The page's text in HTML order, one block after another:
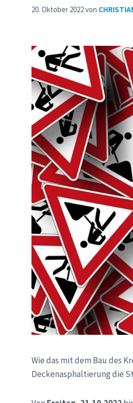
20. Oktober 2022von
Wie das mit dem Bau des
Deckenasphaltierung die